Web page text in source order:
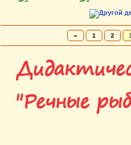
« 1 2
"Речные